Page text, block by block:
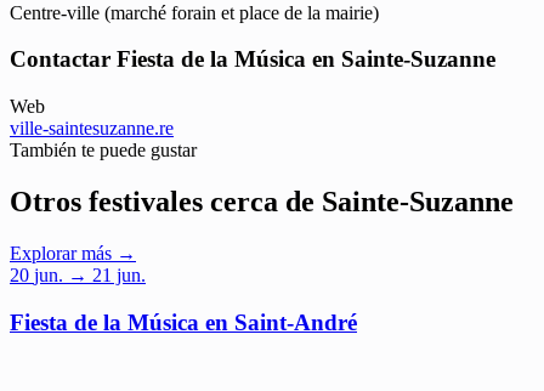
Centre-ville (marché forain et place de la mairie)
Contactar Fiesta de la Música en Sainte-Suzanne
Web
ville-saintesuzanne.re
También te puede gustar
Otros festivales cerca de Sainte-Suzanne
Explorar más →
20 jun. → 21 jun.
Fiesta de la Música en Saint-André